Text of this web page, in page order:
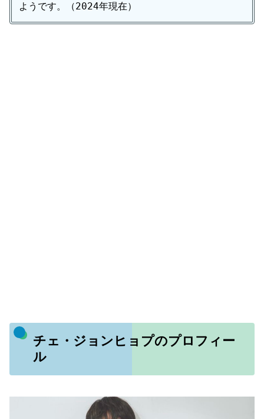
ようです。（2024年現在）
チェ・ジョンヒョプのプロフィー
ル